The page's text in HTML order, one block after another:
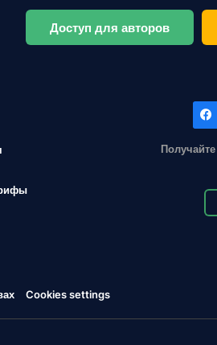
Доступ для авторов
Cookies settings